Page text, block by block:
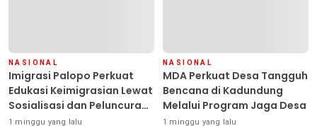
NASIONAL
Imigrasi Palopo Perkuat
Edukasi Keimigrasian Lewat
Sosialisasi dan Peluncuran
Inovasi Chatbot “IT CHIKA”
1 minggu yang lalu
NASIONAL
MDA Perkuat Desa Tangguh
Bencana di Kadundung
Melalui Program Jaga Desa
1 minggu yang lalu